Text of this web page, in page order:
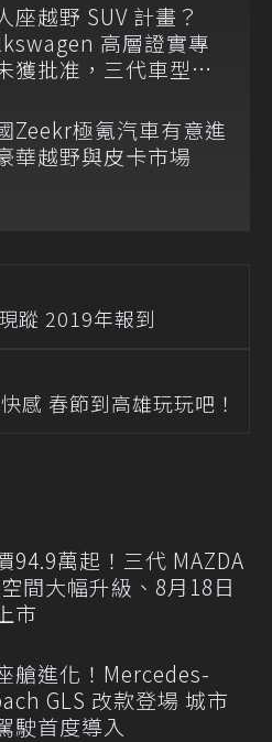
座越野 SUV 計畫？
高層證實專
獲批准，三代車型不
Zeekr極氪汽車有意進
華越野與皮卡市場
蹤 2019年報到
感 春節到高雄玩玩吧！
94.9萬起！三代 MAZDA
間大幅升級、8月18日
市
艙進化！Mercedes-
GLS 改款登場 城市
駛首度導入